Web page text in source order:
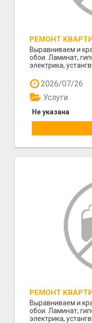
РЕМОНТ
Выравниваем и
обои. Ламинат,
электрика,
Кач...
2026/07/26
Не указана
Услуги
РЕМОНТ
Выравниваем и
обои. Ламинат,
электрика,